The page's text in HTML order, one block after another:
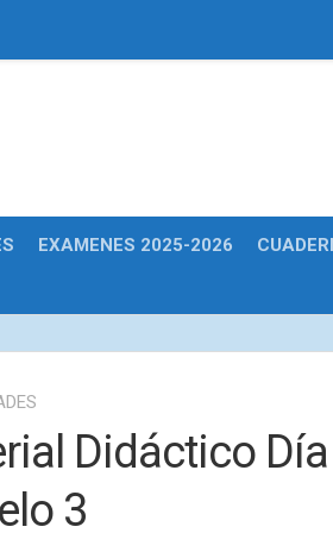
EXAMENES 2025-2026
Didáctico
3